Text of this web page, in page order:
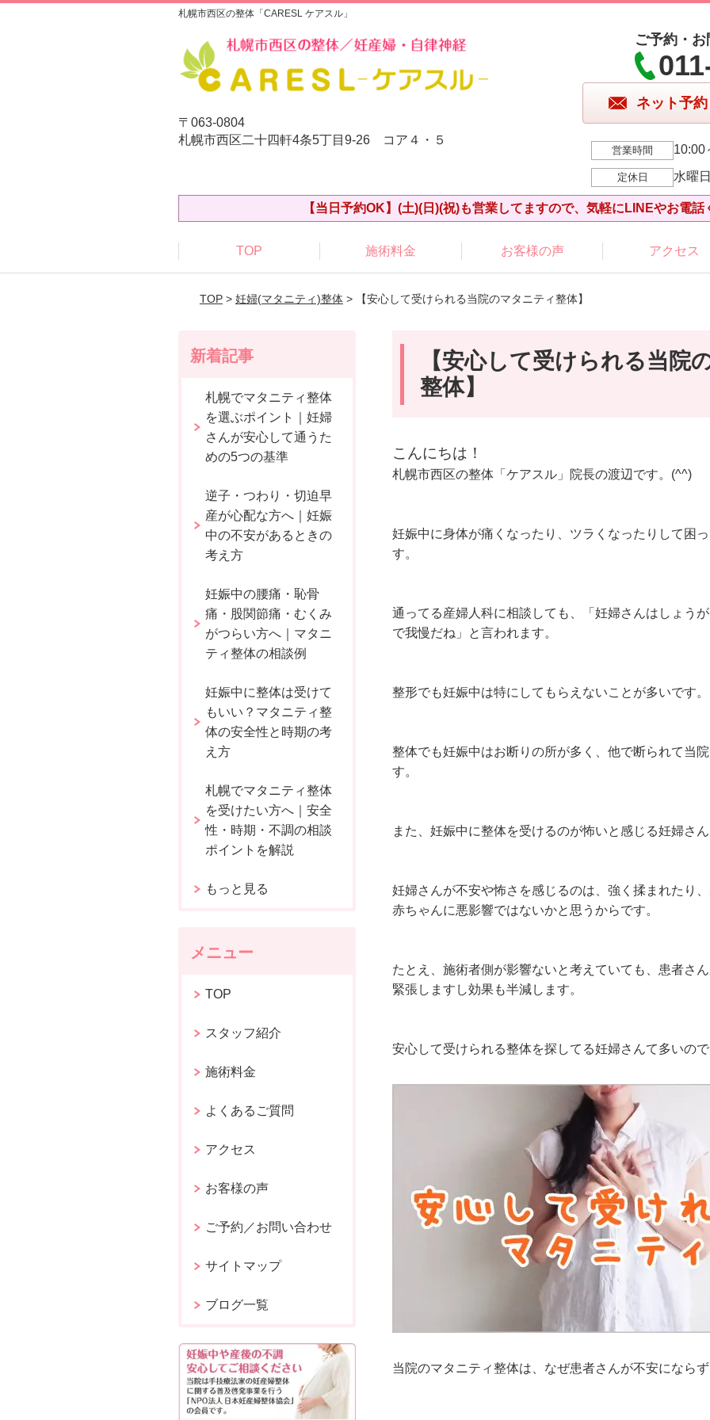
札幌市西区の整体「CARESL ケアスル」
〒063-0804
札幌市西区二十四軒4条5丁目9-26 コア４・５
ご予約・
ネット予約
営業時間 10:00
定休日 水曜
【当日予約OK】(土)(日)(祝)も営業してますので、気軽にLINEやお電話
TOP 施術料金 お客様の声 アクセス
TOP> 妊婦(マタニティ)整体> 【安心して受けられる当院のマタニティ整体】
【安心して受けられる当院
整体】
こんにちは！
札幌市西区の整体「ケアスル」院長の渡辺です。(^^)
妊娠中に身体が痛くなったり、ツラくなったりして困
す。
通ってる産婦人科に相談しても、「妊婦さんはしょう
で我慢だね」と言われます。
整形でも妊娠中は特にしてもらえないことが多いです。
整体でも妊娠中はお断りの所が多く、他で断られて当
す。
また、妊娠中に整体を受けるのが怖いと感じる妊婦さ
妊婦さんが不安や怖さを感じるのは、強く揉まれたり
赤ちゃんに悪影響ではないかと思うからです。
たとえ、施術者側が影響ないと考えていても、患者さ
緊張しますし効果も半減します。
安心して受けられる整体を探してる妊婦さんて多いの
当院のマタニティ整体は、なぜ患者さんが不安になら
新着記事
札幌でマタニティ整体
を選ぶポイント｜妊婦
さんが安心して通うた
めの5つの基準
逆子・つわり・切迫早
産が心配な方へ｜妊娠
中の不安があるときの
考え方
妊娠中の腰痛・恥骨
痛・股関節痛・むくみ
がつらい方へ｜マタニ
ティ整体の相談例
妊娠中に整体は受けて
もいい？マタニティ整
体の安全性と時期の考
え方
札幌でマタニティ整体
を受けたい方へ｜安全
性・時期・不調の相談
ポイントを解説
もっと見る
メニュー
TOP
スタッフ紹介
施術料金
よくあるご質問
アクセス
お客様の声
ご予約／お問い合わせ
サイトマップ
ブログ一覧